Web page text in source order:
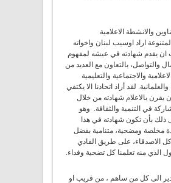
والانشطة الاعلامية
اراد اوسيب لبنان واخواته
ان يقدم شهادته في عيشه لمفهوم
والتواصل، بالتعاون مع العديد من
والاجتماعية والتعليمية
لقد أراد اتحادنا الا يكتفي
يقرن بالاعلام شهادته من خلال
في التنمية والثقافة. وهو
ذلك بأن تكون شهادته في هذا
مخلصة ومضحية، متنامية بفضل
الاصدقاء، على طريق الفادي
الذي منه تعلمنا كل تضحية وفداء.
الى كل من ساهم ، من قريب او